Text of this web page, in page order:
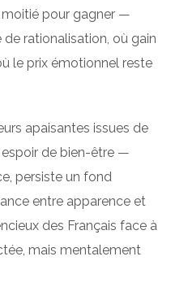
pour gagner —
rationalisation, où gain
le prix émotionnel reste
apaisantes issues de
de bien-être —
persiste un fond
entre apparence et
des Français face à
mais mentalement